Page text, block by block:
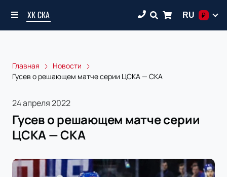
ХК СКА RU ₽
Главная
Новости
Гусев о решающем матче серии ЦСКА — СКА
24 апреля 2022
Гусев о решающем матче серии
ЦСКА — СКА